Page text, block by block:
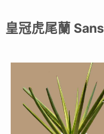
皇冠虎尾蘭